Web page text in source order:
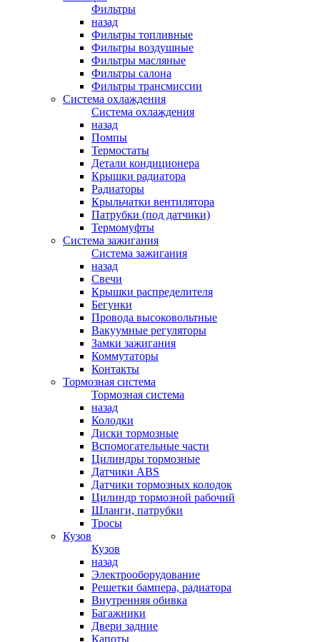
Фильтры
назад
Фильтры топливные
Фильтры воздушные
Фильтры масляные
Фильтры салона
Фильтры трансмиссии
Система охлаждения
Система охлаждения
назад
Помпы
Термостаты
Детали кондиционера
Крышки радиатора
Радиаторы
Крыльчатки вентилятора
Патрубки (под датчики)
Термомуфты
Система зажигания
Система зажигания
назад
Свечи
Крышки распределителя
Бегунки
Провода высоковольтные
Вакуумные регуляторы
Замки зажигания
Коммутаторы
Контакты
Тормозная система
Тормозная система
назад
Колодки
Диски тормозные
Вспомогательные части
Цилиндры тормозные
Датчики ABS
Датчики тормозных колодок
Цилиндр тормозной рабочий
Шланги, патрубки
Тросы
Кузов
Кузов
назад
Электрооборудование
Решетки бампера, радиатора
Внутренняя обивка
Багажники
Двери задние
Капоты